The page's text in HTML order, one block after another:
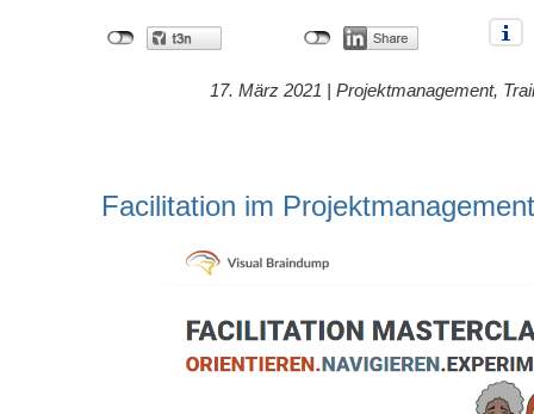
17. März 2021 | Projektmanagement,
Facilitation im Projektmanagement